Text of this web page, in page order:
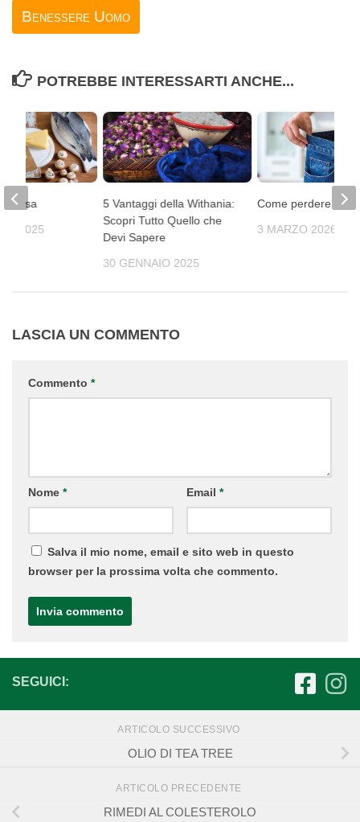
Benessere Uomo
POTREBBE INTERESSARTI ANCHE...
5 Vantaggi della Withania:
Scopri Tutto Quello che
Devi Sapere
30 GENNAIO 2025
Come perdere peso
3 MARZO 2026
bassa
2025
LASCIA UN COMMENTO
Commento *
Nome * Email *
Salva il mio nome, email e sito web in questo
browser per la prossima volta che commento.
SEGUICI:
ARTICOLO SUCCESSIVO
OLIO DI TEA TREE
ARTICOLO PRECEDENTE
RIMEDI AL COLESTEROLO